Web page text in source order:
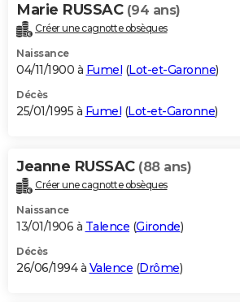
Marie RUSSAC (94 ans)
Créer une cagnotte obsèques
Naissance
04/11/1900 à Fumel (Lot-et-Garonne)
Décès
25/01/1995 à Fumel (Lot-et-Garonne)
Jeanne RUSSAC (88 ans)
Créer une cagnotte obsèques
Naissance
13/01/1906 à Talence (Gironde)
Décès
26/06/1994 à Valence (Drôme)